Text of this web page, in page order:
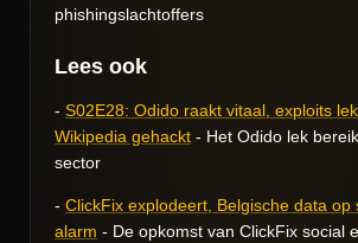
phishingslachtoffers
Lees ook
- S02E28: Odido raakt vitaal, exploits
Wikipedia gehackt - Het Odido lek
sector
- ClickFix explodeert, Belgische data op
alarm - De opkomst van ClickFix social